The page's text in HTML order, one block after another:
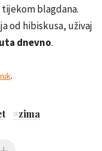
blagdana.
od hibiskusa, uživaj
dnevno.
.
#zima